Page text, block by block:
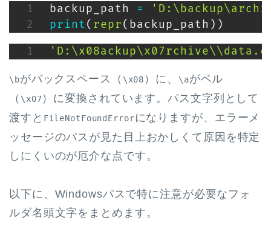
backup_path =
print ( repr( backup_path ) )
\bがバックスペース（ \x08 ）に、 \aがベル
（ \x07）に変換されています。パス文字列として
渡すと FileNotFoundErrorになりますが、エラーメ
ッセージのパスが見た目上おかしくて原因を特定
しにくいのが厄介な点です。
以下に、Windowsパスで特に注意が必要なフォ
ルダ名頭文字をまとめます。